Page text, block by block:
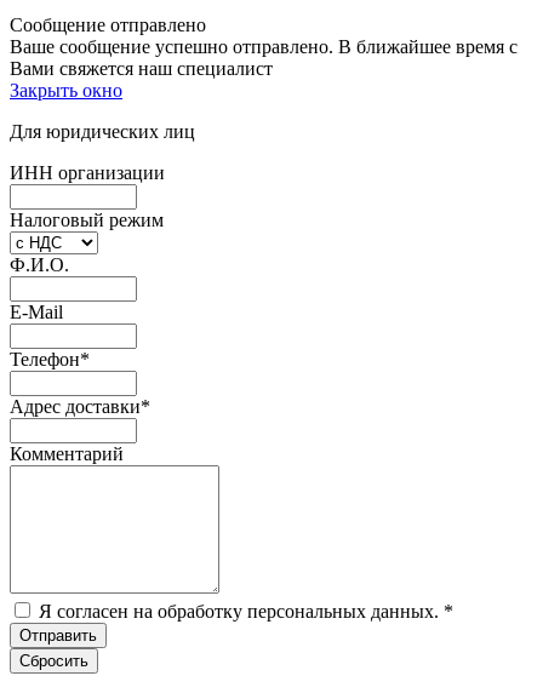
Сообщение отправлено
Ваше сообщение успешно отправлено. В ближайшее время с
Вами свяжется наш специалист
Закрыть окно
Для юридических лиц
ИНН организации
Налоговый режим
Ф.И.О.
E-Mail
Телефон*
Адрес доставки*
Комментарий
Я согласен на обработку персональных данных. *